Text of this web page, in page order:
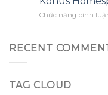
Chức năng bình
RECENT
TAG CLOUD